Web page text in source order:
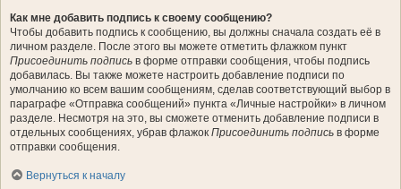
Как мне добавить подпись к своему сообщению?
Чтобы добавить подпись к сообщению, вы должны сначала создать её в
личном разделе. После этого вы можете отметить флажком пункт
Присоединить подпись в форме отправки сообщения, чтобы подпись
добавилась. Вы также можете настроить добавление подписи по
умолчанию ко всем вашим сообщениям, сделав соответствующий выбор в
параграфе «Отправка сообщений» пункта «Личные настройки» в личном
разделе. Несмотря на это, вы сможете отменить добавление подписи в
отдельных сообщениях, убрав флажок Присоединить подпись в форме
отправки сообщения.
Вернуться к началу